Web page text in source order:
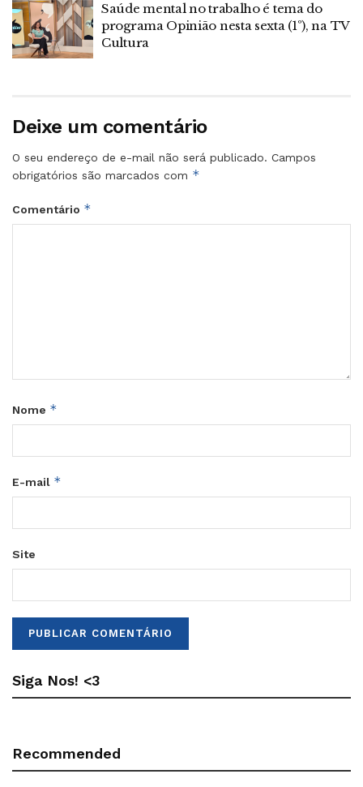
Saúde mental no trabalho é tema do
programa Opinião nesta sexta (1º), na TV
Cultura
Deixe um comentário
O seu endereço de e-mail não será publicado. Campos
obrigatórios são marcados com *
Comentário *
Nome *
E-mail *
Site
Siga Nos! <3
Recommended